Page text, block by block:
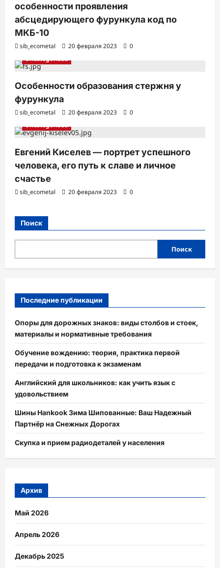
особенности проявления
абсцедирующего фурункула код по
МКБ-10
sib_ecometal 20 февраля 2023
0
Uncategorised
Особенности образования стержня у
фурункула
sib_ecometal 20 февраля 2023
0
Uncategorised
Евгений Киселев — портрет успешного
человека, его путь к славе и личное
счастье
sib_ecometal 20 февраля 2023 0
Поиск
Поиск
Последние публикации
Опоры для дорожных знаков: виды столбов и стоек,
материалы и нормативные требования
Обучение вождению: теория, практика первой
передачи и подготовка к экзаменам
Английский для школьников: как учить язык с
удовольствием
Шины Hankook Зима Шипованные: Ваш Надежный
Партнёр на Снежных Дорогах
Скупка и прием радиодеталей у населения
Архив
Май 2026
Апрель 2026
Декабрь 2025